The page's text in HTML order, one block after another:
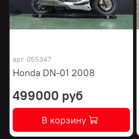
арт. 055347
Honda DN-01 2008
499000 руб
В корзину